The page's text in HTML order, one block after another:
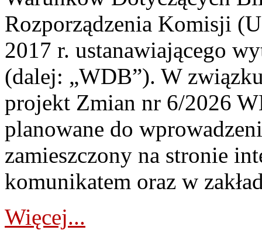
Rozporządzenia Komisji
2017 r. ustanawiającego
(dalej: „WDB”). W
projekt Zmian nr 6/2026
planowane do
zamieszczony na stronie
komunikatem oraz w
Więcej...